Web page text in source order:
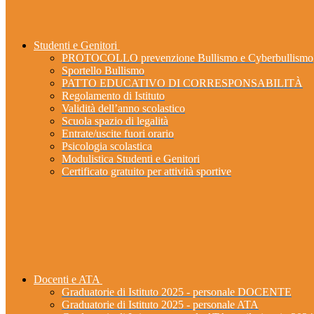
Studenti e Genitori
PROTOCOLLO prevenzione Bullismo e Cyberbullismo
Sportello Bullismo
PATTO EDUCATIVO DI CORRESPONSABILITÀ
Regolamento di Istituto
Validità dell’anno scolastico
Scuola spazio di legalità
Entrate/uscite fuori orario
Psicologia scolastica
Modulistica Studenti e Genitori
Certificato gratuito per attività sportive
Docenti e ATA
Graduatorie di Istituto 2025 - personale DOCENTE
Graduatorie di Istituto 2025 - personale ATA